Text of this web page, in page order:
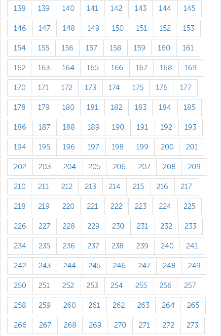
138 139 140 141 142 143 144 145
146 147 148 149 150 151 152 153
154 155 156 157 158 159 160 161
162 163 164 165 166 167 168 169
170 171 172 173 174 175 176 177
178 179 180 181 182 183 184 185
186 187 188 189 190 191 192 193
194 195 196 197 198 199 200 201
202 203 204 205 206 207 208 209
210 211 212 213 214 215 216 217
218 219 220 221 222 223 224 225
226 227 228 229 230 231 232 233
234 235 236 237 238 239 240 241
242 243 244 245 246 247 248 249
250 251 252 253 254 255 256 257
258 259 260 261 262 263 264 265
266 267 268 269 270 271 272 273